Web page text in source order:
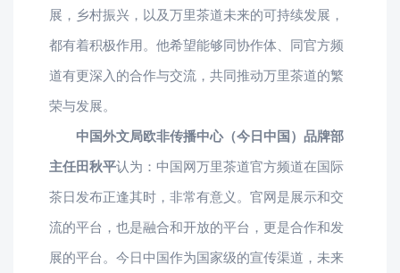
展，乡村振兴，以及万里茶道未来的可持续发展，
都有着积极作用。他希望能够同协作体、同官方频
道有更深入的合作与交流，共同推动万里茶道的繁
荣与发展。
中国外文局欧非传播中心（今日中国）品牌部
主任田秋平认为：中国网万里茶道官方频道在国际
茶日发布正逢其时，非常有意义。官网是展示和交
流的平台，也是融合和开放的平台，更是合作和发
展的平台。今日中国作为国家级的宣传渠道，未来